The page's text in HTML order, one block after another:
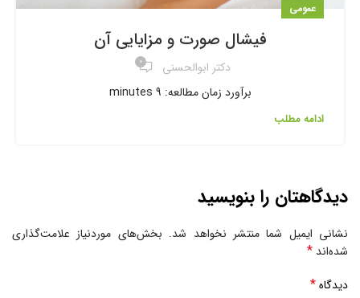
عمومی
فیشال صورت و مزایایی آن
دکتر ابوالحسنی ۰
برآورد زمان مطالعه: 9 minutes
ادامه مطلب
دیدگاهتان را بنویسید
نشانی ایمیل شما منتشر نخواهد شد. بخش‌های موردنیاز علامت‌گذاری
شده‌اند *
دیدگاه*